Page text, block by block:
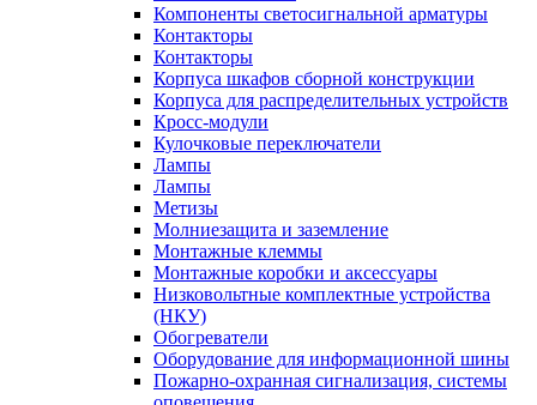
Компоненты светосигнальной арматуры
Контакторы
Контакторы
Корпуса шкафов сборной конструкции
Корпуса для распределительных устройств
Кросс-модули
Кулочковые переключатели
Лампы
Лампы
Метизы
Молниезащита и заземление
Монтажные клеммы
Монтажные коробки и аксессуары
Низковольтные комплектные устройства
(НКУ)
Обогреватели
Оборудование для информационной шины
Пожарно-охранная сигнализация, системы